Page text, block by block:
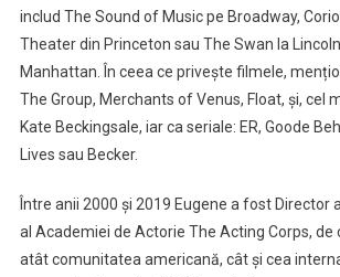
includ The Sound of Music pe Broadway,
Theater din Princeton sau The Swan la
Manhattan. În ceea ce privește filmele,
The Group, Merchants of Venus, Float, și, cel
Kate Beckingsale, iar ca seriale: ER, Goode
Lives sau Becker.
Între anii 2000 și 2019 Eugene a fost Director
al Academiei de Actorie The Acting Corps, de
atât comunitatea americană, cât și cea